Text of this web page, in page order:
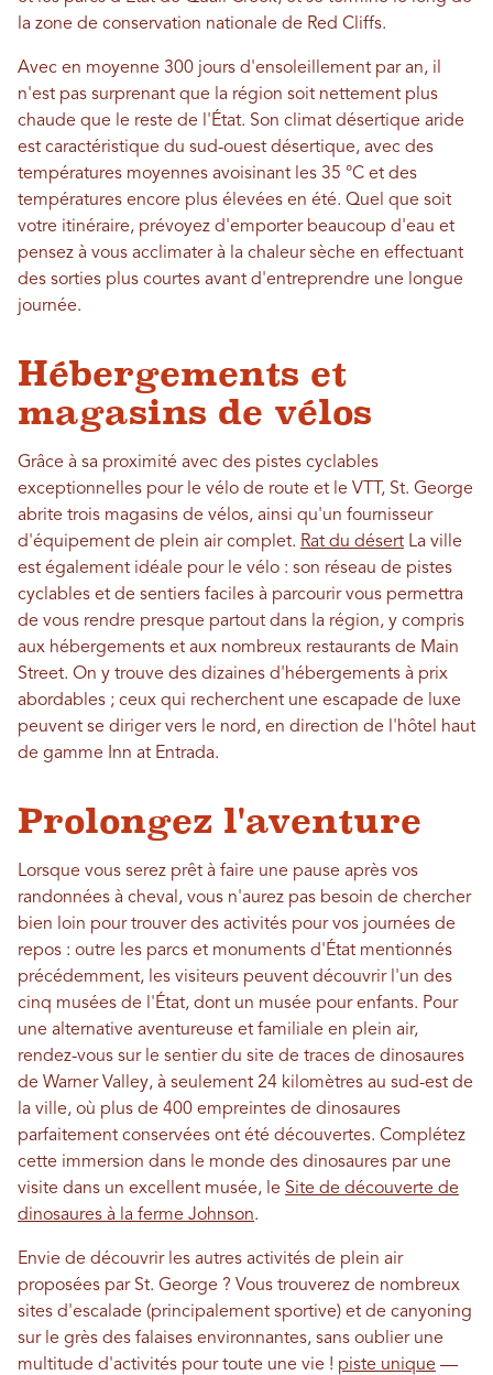
la zone de conservation nationale de Red Cliffs.
Avec en moyenne 300 jours d'ensoleillement par an, il
n'est pas surprenant que la région soit nettement plus
chaude que le reste de l'État. Son climat désertique aride
est caractéristique du sud-ouest désertique, avec des
températures moyennes avoisinant les 35 °C et des
températures encore plus élevées en été. Quel que soit
votre itinéraire, prévoyez d'emporter beaucoup d'eau et
pensez à vous acclimater à la chaleur sèche en effectuant
des sorties plus courtes avant d'entreprendre une longue
journée.
Hébergements et
magasins de vélos
Grâce à sa proximité avec des pistes cyclables
exceptionnelles pour le vélo de route et le VTT, St. George
abrite trois magasins de vélos, ainsi qu'un fournisseur
d'équipement de plein air complet. Rat du désert La ville
est également idéale pour le vélo : son réseau de pistes
cyclables et de sentiers faciles à parcourir vous permettra
de vous rendre presque partout dans la région, y compris
aux hébergements et aux nombreux restaurants de Main
Street. On y trouve des dizaines d'hébergements à prix
abordables ; ceux qui recherchent une escapade de luxe
peuvent se diriger vers le nord, en direction de l'hôtel haut
de gamme Inn at Entrada.
Prolongez l'aventure
Lorsque vous serez prêt à faire une pause après vos
randonnées à cheval, vous n'aurez pas besoin de chercher
bien loin pour trouver des activités pour vos journées de
repos : outre les parcs et monuments d'État mentionnés
précédemment, les visiteurs peuvent découvrir l'un des
cinq musées de l'État, dont un musée pour enfants. Pour
une alternative aventureuse et familiale en plein air,
rendez-vous sur le sentier du site de traces de dinosaures
de Warner Valley, à seulement 24 kilomètres au sud-est de
la ville, où plus de 400 empreintes de dinosaures
parfaitement conservées ont été découvertes. Complétez
cette immersion dans le monde des dinosaures par une
visite dans un excellent musée, le Site de découverte de
dinosaures à la ferme Johnson.
Envie de découvrir les autres activités de plein air
proposées par St. George ? Vous trouverez de nombreux
sites d'escalade (principalement sportive) et de canyoning
sur le grès des falaises environnantes, sans oublier une
multitude d'activités pour toute une vie ! piste unique —